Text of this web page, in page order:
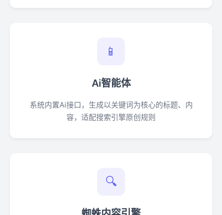
📱
Ai智能体
系统内置Ai接口，生成以关键词为核心的标题、内
容，适配搜索引擎原创规则
🔍